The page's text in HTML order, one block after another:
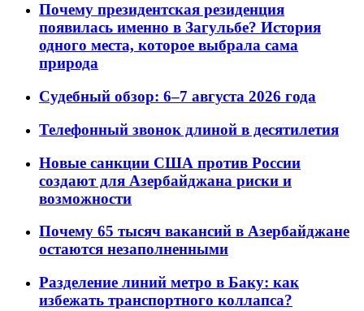
Почему президентская резиденция
появилась именно в Загульбе? История
одного места, которое выбрала сама
природа
Судебный обзор: 6–7 августа 2026 года
Телефонный звонок длиной в десятилетия
Новые санкции США против России
создают для Азербайджана риски и
возможности
Почему 65 тысяч вакансий в Азербайджане
остаются незаполненными
Разделение линий метро в Баку: как
избежать транспортного коллапса?